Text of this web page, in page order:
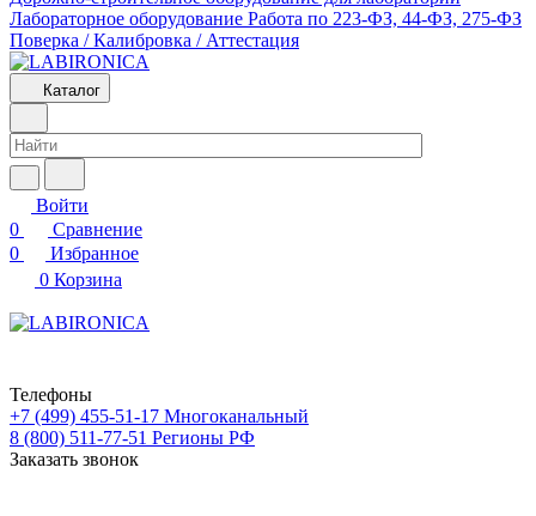
Лабораторное оборудование Работа по 223-ФЗ, 44-ФЗ, 275-ФЗ
Поверка / Калибровка / Аттестация
Каталог
Войти
0
Сравнение
0
Избранное
0 Корзина
Телефоны
+7 (499) 455-51-17 Многоканальный
8 (800) 511-77-51 Регионы РФ
Заказать звонок